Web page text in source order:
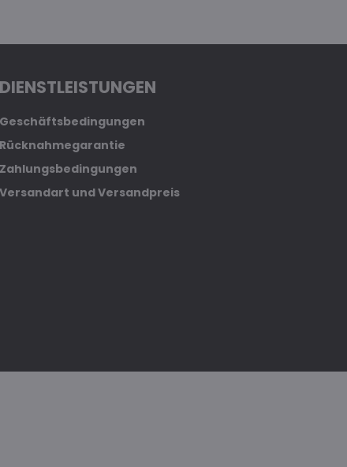
DIENSTLEISTUNGEN
Geschäftsbedingungen
Rücknahmegarantie
Zahlungsbedingungen
Versandart und Versandpreis